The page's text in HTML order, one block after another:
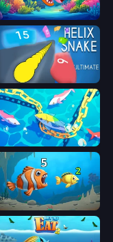
Fish Frenzy
Helix Snake
Deep Sea Duel
Hungry Ocean: Eat, Feed and Grow Fish